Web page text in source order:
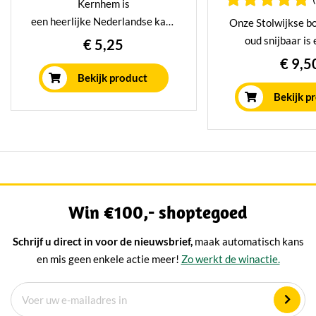
Kernhem is
een heerlijke Nederlandse kaas
met een gewassenkorst.
Hierdoor heeft de kaas een licht
pikante en romige smaak.
€ 5,25
Bekijk product
Onze Stolwijkse
oud snijbaar is
traktatie
kaasliefhebber.
jaar gerijpt in
rijpingshuis.
kaas die u zal
€
Bekijk
Win €100,- shoptegoed
Schrijf u direct in voor de nieuwsbrief, maak automatisch kans
en mis geen enkele actie meer! Zo werkt de winactie.